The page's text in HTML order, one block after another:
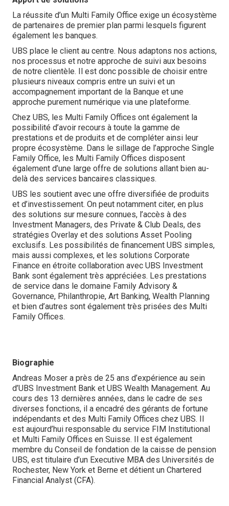
La réussite d’un Multi Family Office exige un écosystème
de partenaires de premier plan parmi lesquels figurent
également les banques.
UBS place le client au centre. Nous adaptons nos actions,
nos processus et notre approche de suivi aux besoins
de notre clientèle. Il est donc possible de choisir entre
plusieurs niveaux compris entre un suivi et un
accompagnement important de la Banque et une
approche purement numérique via une plateforme.
Chez UBS, les Multi Family Offices ont également la
possibilité d’avoir recours à toute la gamme de
prestations et de produits et de compléter ainsi leur
propre écosystème. Dans le sillage de l’approche Single
Family Office, les Multi Family Offices disposent
également d’une large offre de solutions allant bien au-
delà des services bancaires classiques.
UBS les soutient avec une offre diversifiée de produits
et d’investissement. On peut notamment citer, en plus
des solutions sur mesure connues, l’accès à des
Investment Managers, des Private & Club Deals, des
stratégies Overlay et des solutions Asset Pooling
exclusifs. Les possibilités de financement UBS simples,
mais aussi complexes, et les solutions Corporate
Finance en étroite collaboration avec UBS Investment
Bank sont également très appréciées. Les prestations
de service dans le domaine Family Advisory &
Governance, Philanthropie, Art Banking, Wealth Planning
et bien d’autres sont également très prisées des Multi
Family Offices.
Biographie
Andreas Moser a près de 25 ans d’expérience au sein
d’UBS Investment Bank et UBS Wealth Management. Au
cours des 13 dernières années, dans le cadre de ses
diverses fonctions, il a encadré des gérants de fortune
indépendants et des Multi Family Offices chez UBS. Il
est aujourd’hui responsable du service FIM Institutional
et Multi Family Offices en Suisse. Il est également
membre du Conseil de fondation de la caisse de pension
UBS, est titulaire d’un Executive MBA des Universités de
Rochester, New York et Berne et détient un Chartered
Financial Analyst (CFA).